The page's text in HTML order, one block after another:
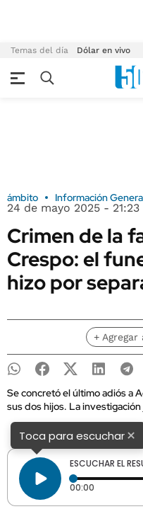
Temas del día Dólar en vivo
ámbito Información
24 de mayo 2025 - 21:23
Crimen de la
Crespo: el
hizo por
+
Se concretó el último adiós a
sus dos hijos. La
Toca para escuchar×
ESCUCHAR EL
00:00 Tiempo